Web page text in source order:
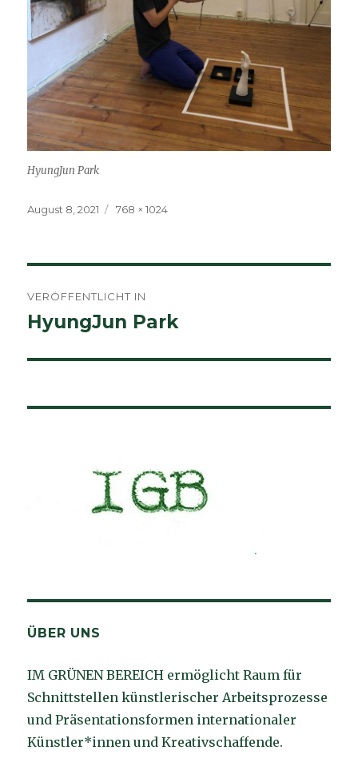
HyungJun Park
Veröffentlicht
August 8, 2021
Volle
768 × 1024
VERÖFFENTLICHT IN
HyungJun Park
ÜBER UNS
IM GRÜNEN BEREICH ermöglicht Raum für
Schnittstellen künstlerischer Arbeitsprozesse
und Präsentationsformen internationaler
Künstler*innen und Kreativschaffende.